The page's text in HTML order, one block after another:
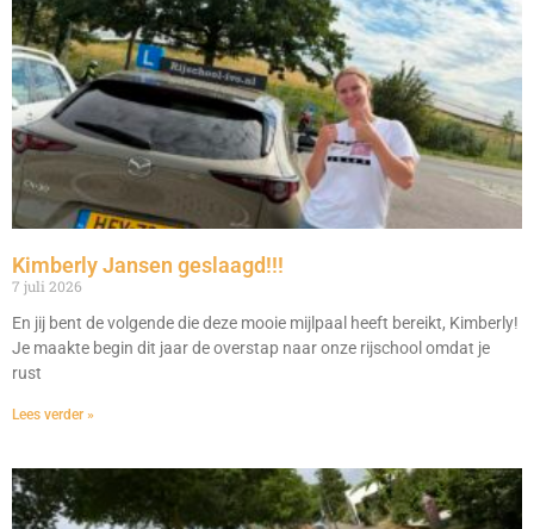
Kimberly Jansen geslaagd!!!
7 juli 2026
En jij bent de volgende die deze mooie mijlpaal heeft bereikt, Kimberly!
Je maakte begin dit jaar de overstap naar onze rijschool omdat je
rust
Lees verder »